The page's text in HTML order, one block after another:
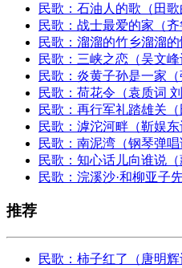
民歌：石油人的歌（田歌
民歌：战士最爱的家（齐
民歌：溜溜的竹乡溜溜的
民歌：三峡之恋（吴文峰
民歌：炎黄子孙是一家（
民歌：荷花令（袁质词 刘
民歌：再行军礼踏雄关（
民歌：滹沱河畔（靳娱东
民歌：南泥湾（钢琴弹唱
民歌：知心话儿向谁说
民歌：浣溪沙·和柳亚子
推荐
民歌：柿子红了（唐明辉